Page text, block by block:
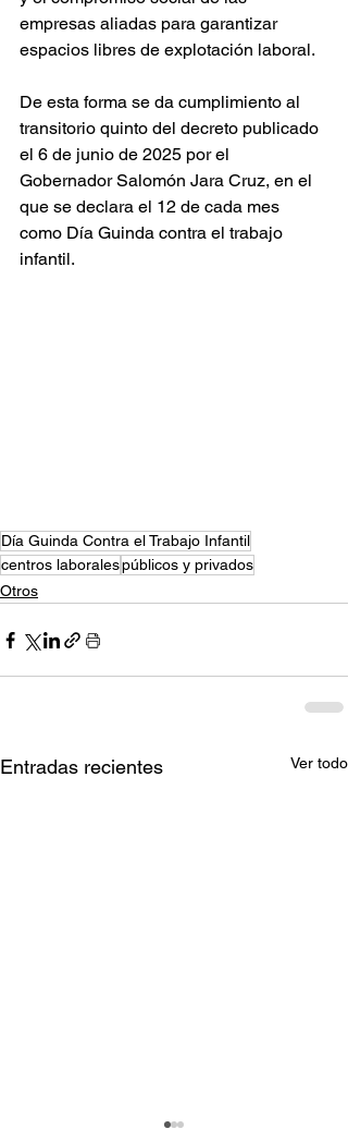
empresas aliadas para garantizar
espacios libres de explotación laboral.
De esta forma se da cumplimiento al
transitorio quinto del decreto publicado
el 6 de junio de 2025 por el
Gobernador Salomón Jara Cruz, en el
que se declara el 12 de cada mes
como Día Guinda contra el trabajo
infantil.
Día Guinda Contra el Trabajo Infantil
centros laboralespúblicos y privados
Otros
Entradas recientes Ver todo